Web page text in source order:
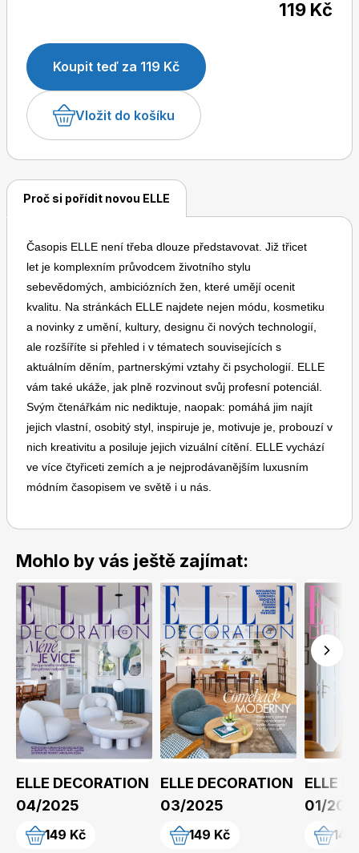
Dětské časopisy
Burda Best of
Burda Kids
Toprecepty.cz
119 Kč
Koupit teď za 119 Kč
Vložit do košíku
Proč si pořídit novou ELLE
Časopis ELLE není třeba dlouze představovat. Již třicet
let je komplexním průvodcem životního stylu
sebevědomých, ambiciózních žen, které umějí ocenit
kvalitu. Na stránkách ELLE najdete nejen módu, kosmetiku
a novinky z umění, kultury, designu či nových technologií,
ale rozšíříte si přehled i v tématech souvisejících s
aktuálním děním, partnerskými vztahy či psychologií. ELLE
vám také ukáže, jak plně rozvinout svůj profesní potenciál.
Svým čtenářkám nic nediktuje, naopak: pomáhá jim najít
jejich vlastní, osobitý styl, inspiruje je, motivuje je, probouzí v
nich kreativitu a posiluje jejich vizuální cítění. ELLE vychází
ve více čtyřiceti zemích a je nejprodávanějším luxusním
módním časopisem ve světě i u nás.
Mohlo by vás ještě zajímat:
ELLE DECORATION
04/2025
149 Kč
ELLE DECORATION
03/2025
149 Kč
ELLE
01/
149